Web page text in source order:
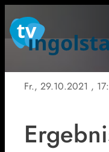
Fr., 29.10.2021 ,